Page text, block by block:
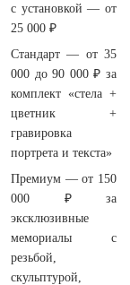
с установкой — от
25 000 ₽
Стандарт — от 35
000 до 90 000 ₽ за
комплект «стела +
цветник +
гравировка
портрета и текста»
Премиум — от 150
000 ₽ за
эксклюзивные
мемориалы с
резьбой,
скульптурой,